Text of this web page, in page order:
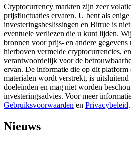
Word een Copy Trader
Cryptocurrency markten zijn zeer
prijsfluctuaties ervaren. U bent als
investeringsbeslissingen en Bitrue is
eventuele verliezen die u kunt lijden.
bronnen voor prijs- en andere
hierboven vermelde cryptocurrencies,
verantwoordelijk voor de
ervan. De informatie die op dit platform
materialen wordt verstrekt, is
doeleinden en mag niet worden
investeringsadvies. Voor meer
Gebruiksvoorwaarden en Privacybeleid.
Nieuws